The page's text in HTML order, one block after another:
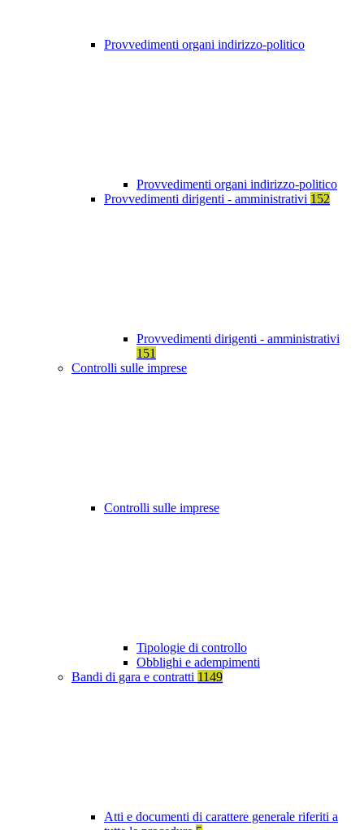
Provvedimenti organi indirizzo-politico
Provvedimenti organi indirizzo-politico
Provvedimenti dirigenti - amministrativi 152
Provvedimenti dirigenti - amministrativi
151
Controlli sulle imprese
Controlli sulle imprese
Tipologie di controllo
Obblighi e adempimenti
Bandi di gara e contratti 1149
Atti e documenti di carattere generale riferiti a